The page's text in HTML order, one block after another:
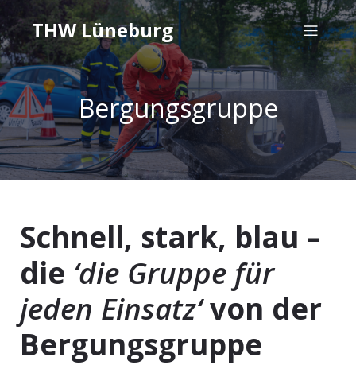
THW Lüneburg
Bergungsgruppe
Schnell, stark, blau –
die ‘die Gruppe für
jeden Einsatz‘von der
Bergungsgruppe